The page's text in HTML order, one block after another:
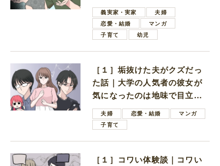
しいと言ってきた
義実家・実家
夫婦
恋愛・結婚
マンガ
子育て
幼児
［１］垢抜けた夫がクズだっ
た話｜大学の人気者の彼女が
気になったのは地味で目立た
ない男子学生
夫婦 恋愛・結婚
マンガ
子育て
［１］コワい体験談｜コワい